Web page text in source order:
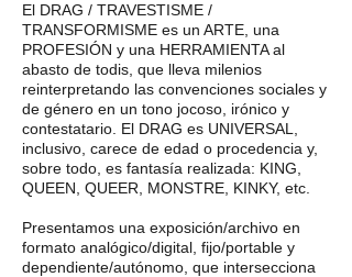
El DRAG / TRAVESTISME /
TRANSFORMISME es un ARTE, una
PROFESIÓN y una HERRAMIENTA al
abasto de todis, que lleva milenios
reinterpretando las convenciones sociales y
de género en un tono jocoso, irónico y
contestatario. El DRAG es UNIVERSAL,
inclusivo, carece de edad o procedencia y,
sobre todo, es fantasía realizada: KING,
QUEEN, QUEER, MONSTRE, KINKY, etc.
Presentamos una exposición/archivo en
formato analógico/digital, fijo/portable y
dependiente/autónomo, que intersecciona